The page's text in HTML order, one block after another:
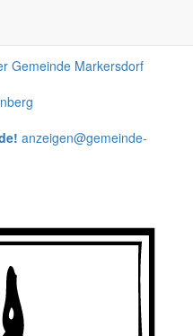
anzeigen@gemeinde-